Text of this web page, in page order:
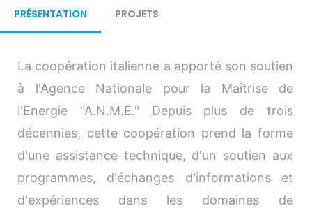
d'Ariane
PRÉSENTATION PROJETS
La coopération italienne a apporté son soutien
à l'Agence Nationale pour la Maîtrise de
l'Energie "A.N.M.E." Depuis plus de trois
décennies, cette coopération prend la forme
d'une assistance technique, d'un soutien aux
programmes, d'échanges d'informations et
d'expériences dans les domaines de